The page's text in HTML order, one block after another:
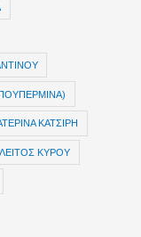
ΚΑΤΣΙΡΗ
ΚΥΡΟΥ